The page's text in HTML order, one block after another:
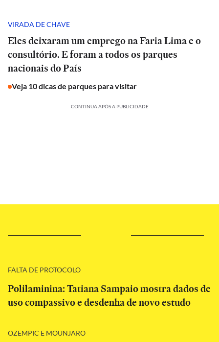
VIRADA DE CHAVE
Eles deixaram um emprego na Faria Lima e o
consultório. E foram a todos os parques
nacionais do País
Veja 10 dicas de parques para visitar
CONTINUA APÓS A PUBLICIDADE
FALTA DE PROTOCOLO
Polilaminina: Tatiana Sampaio mostra dados de
uso compassivo e desdenha de novo estudo
OZEMPIC E MOUNJARO